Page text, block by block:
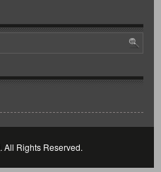
. All Rights Reserved.